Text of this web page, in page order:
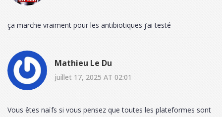
ça marche vraiment pour les antibiotiques j’ai testé
Mathieu Le Du
juillet 17, 2025 AT 02:01
Vous êtes naïfs si vous pensez que toutes les plateformes sont